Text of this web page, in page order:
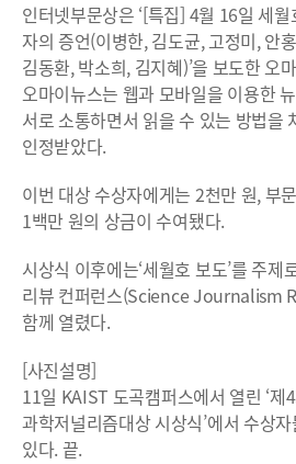
인터넷부문상은 ‘[특집] 4월 16일 세
자의 증언(이병한, 김도균, 고정미, 안
김동환, 박소희, 김지혜)’을 보도한 오
오마이뉴스는 웹과 모바일을 이용한
서로 소통하면서 읽을 수 있는 방법을
인정받았다.
이번 대상 수상자에게는 2천만 원, 부
1백만 원의 상금이 수여됐다.
시상식 이후에는‘세월호 보도’를 주제
리뷰 컨퍼런스(Science Journalism
함께 열렸다.
[사진설명]
11일 KAIST 도곡캠퍼스에서 열린 ‘제
과학저널리즘대상 시상식’에서 수상
있다. 끝.